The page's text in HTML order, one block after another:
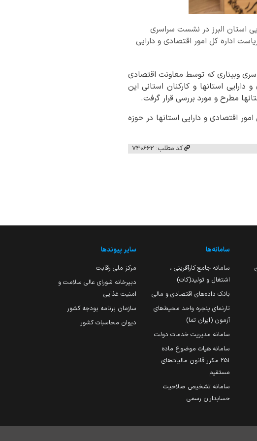
استان البرز در نشست سراسری
اداره کل امور اقتصادی و دارایی
وبیناری که توسط معاونت اقتصادی
استانها و کارکنان استانی این
مطرح و مورد بررسی قرار گرفت.
اقتصادی و دارایی استانها در حوزه
کد مطلب: 740662
سامانه‌ها
سامانه جامع کارآفرینی ،
اشتغال و تولید(کات)
بانک داده‌های اقتصادی و مالی
تارنمای پنجره واحد محیط‌های
آزمون (ایران تما)
سامانه مدیریت خدمات دولت
سامانه هیات موضوع ماده
251 مکرر قانون مالیات‌های
مستقیم
سامانه تشخیص صلاحیت
حسابداران رسمی
سایر پیوندها
مرکز ملی رقابت
دبیرخانه شورای عالی سلامت و
امنیت غذایی
سازمان برنامه بودجه کشور
دیوان محاسبات کشور